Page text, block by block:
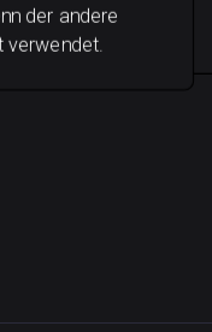
der andere
verwendet.